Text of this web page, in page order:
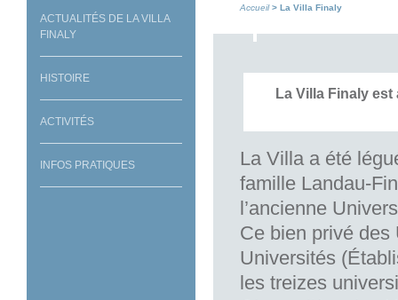
ACTUALITÉS DE LA VILLA
FINALY
HISTOIRE
ACTIVITÉS
INFOS PRATIQUES
Accueil> La Villa Finaly
La Villa Finaly
La Villa a été
famille Landau-
l’ancienne
Ce bien privé des
Universités
les treizes